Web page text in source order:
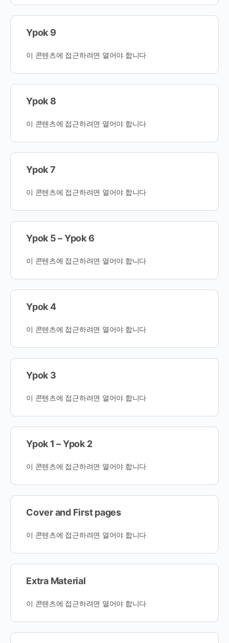
Ypok 9
이 콘텐츠에 접근하려면 열어야 합니다
Ypok 8
이 콘텐츠에 접근하려면 열어야 합니다
Ypok 7
이 콘텐츠에 접근하려면 열어야 합니다
Ypok 5 – Ypok 6
이 콘텐츠에 접근하려면 열어야 합니다
Ypok 4
이 콘텐츠에 접근하려면 열어야 합니다
Ypok 3
이 콘텐츠에 접근하려면 열어야 합니다
Ypok 1 – Ypok 2
이 콘텐츠에 접근하려면 열어야 합니다
Cover and First pages
이 콘텐츠에 접근하려면 열어야 합니다
Extra Material
이 콘텐츠에 접근하려면 열어야 합니다